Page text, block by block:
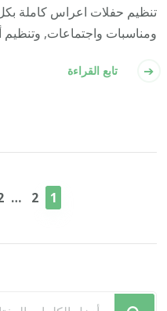
تنظيم حفلات اعراس كاملة
ومناسبات واجتماعات,
تابع القراءة
صفحة
1 صفحة
2
…
هل